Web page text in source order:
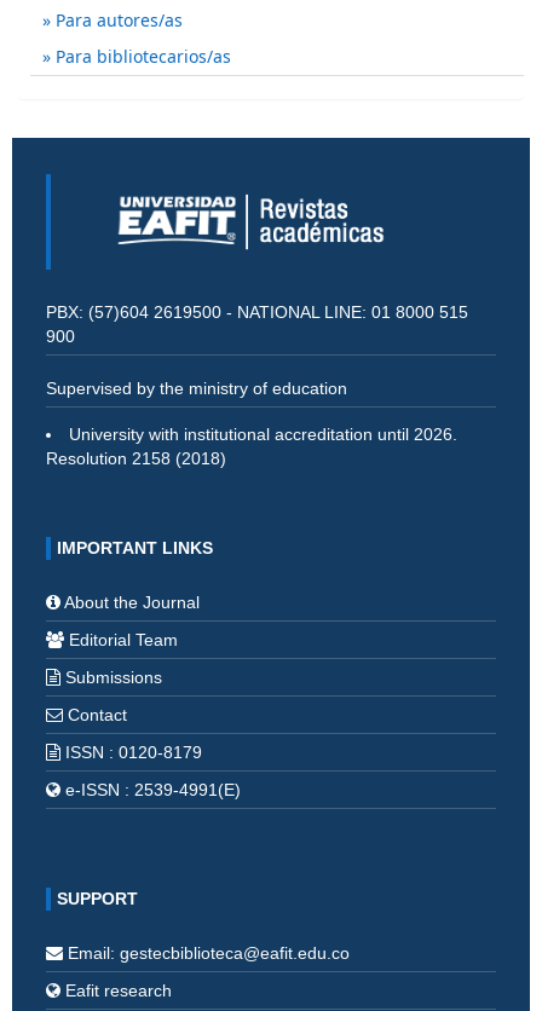
Para autores/as
Para bibliotecarios/as
PBX: (57)604 2619500 - NATIONAL LINE: 01 8000 515
900
Supervised by the ministry of education
University with institutional accreditation until 2026.
Resolution 2158 (2018)
IMPORTANT LINKS
About the Journal
Editorial Team
Submissions
Contact
ISSN : 0120-8179
e-ISSN : 2539-4991(E)
SUPPORT
Email: gestecbiblioteca@eafit.edu.co
Eafit research